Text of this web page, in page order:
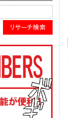
リサーチ検索